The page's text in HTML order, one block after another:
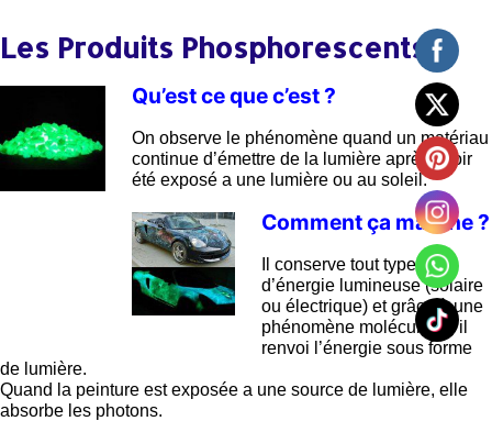
Les Produits Phosphorescents
Qu’est ce que c’est ?
On observe le phénomène quand un matériau
continue d’émettre de la lumière après avoir
été exposé a une lumière ou au soleil.
Comment ça marche ?
Il conserve tout type
d’énergie lumineuse (solaire
ou électrique) et grâce à une
phénomène moléculaire, il
renvoi l’énergie sous forme
de lumière.
Quand la peinture est exposée a une source de lumière, elle
absorbe les photons.